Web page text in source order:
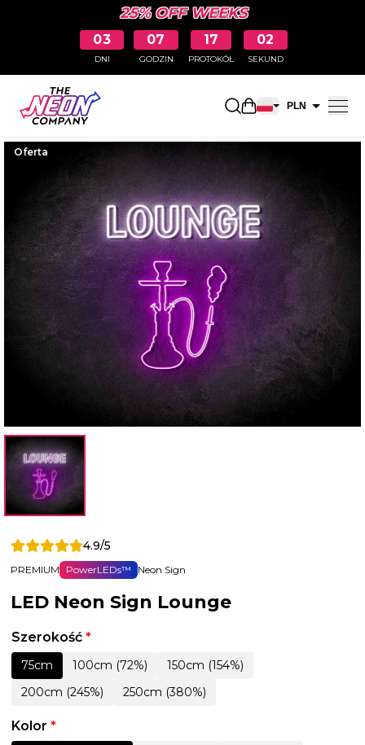
25% OFF WEEKS
03
DNI
07
GODZIN
17
PROTOKÓŁ
01
SEKUND
Otwarty koszyk
PLN
Oferta
4.9/5
PREMIUM PowerLEDs™ Neon Sign
LED Neon Sign Lounge
Szerokość *
75cm 100cm (72%)
150cm (154%)
200cm (245%)
250cm (380%)
Kolor *